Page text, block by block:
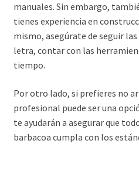
manuales. Sin embargo,
tienes experiencia en
mismo, asegúrate de seguir
letra, contar con las
tiempo.
Por otro lado, si prefieres no
profesional puede ser una
te ayudarán a asegurar que
barbacoa cumpla con los